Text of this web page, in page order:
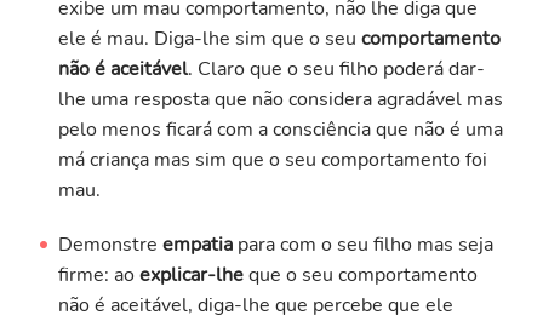
exibe um mau comportamento, não lhe diga que
ele é mau. Diga-lhe sim que o seu comportamento
não é aceitável. Claro que o seu filho poderá dar-
lhe uma resposta que não considera agradável mas
pelo menos ficará com a consciência que não é uma
má criança mas sim que o seu comportamento foi
mau.
Demonstre empatiapara com o seu filho mas seja
firme: ao explicar-lheque o seu comportamento
não é aceitável, diga-lhe que percebe que ele